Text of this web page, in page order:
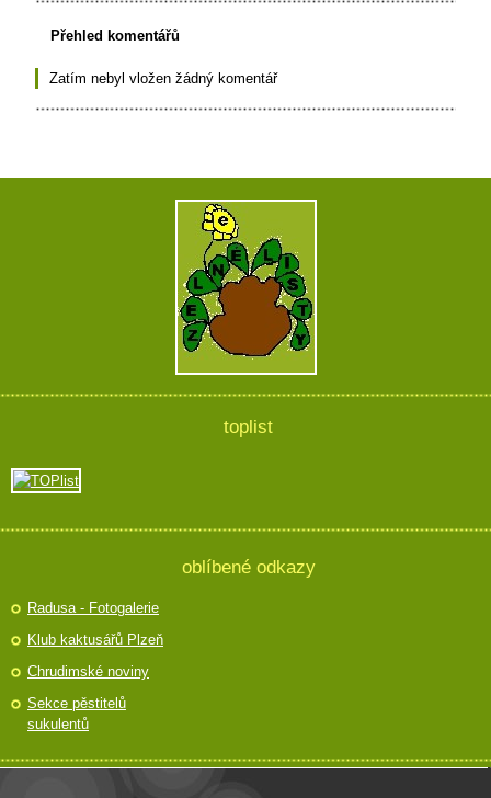
Přehled komentářů
Zatím nebyl vložen žádný komentář
toplist
oblíbené odkazy
Radusa - Fotogalerie
Klub kaktusářů Plzeň
Chrudimské noviny
Sekce pěstitelů
sukulentů